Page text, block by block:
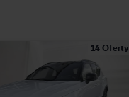
14 Oferty